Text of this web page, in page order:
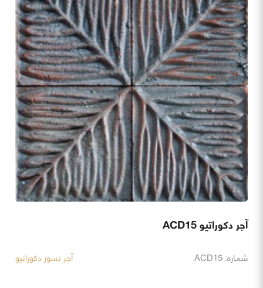
آجر دکوراتیو ACD15
شماره. ACD15 آجر نسوز دکوراتیو